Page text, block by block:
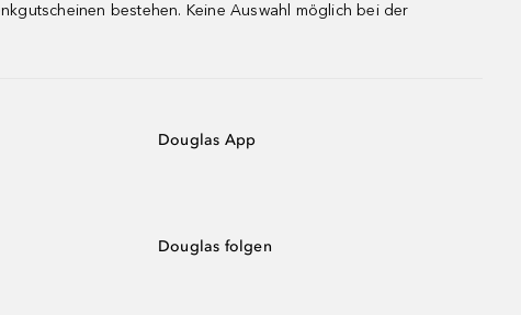
bestehen. Keine Auswahl möglich bei der
Douglas App
Douglas folgen